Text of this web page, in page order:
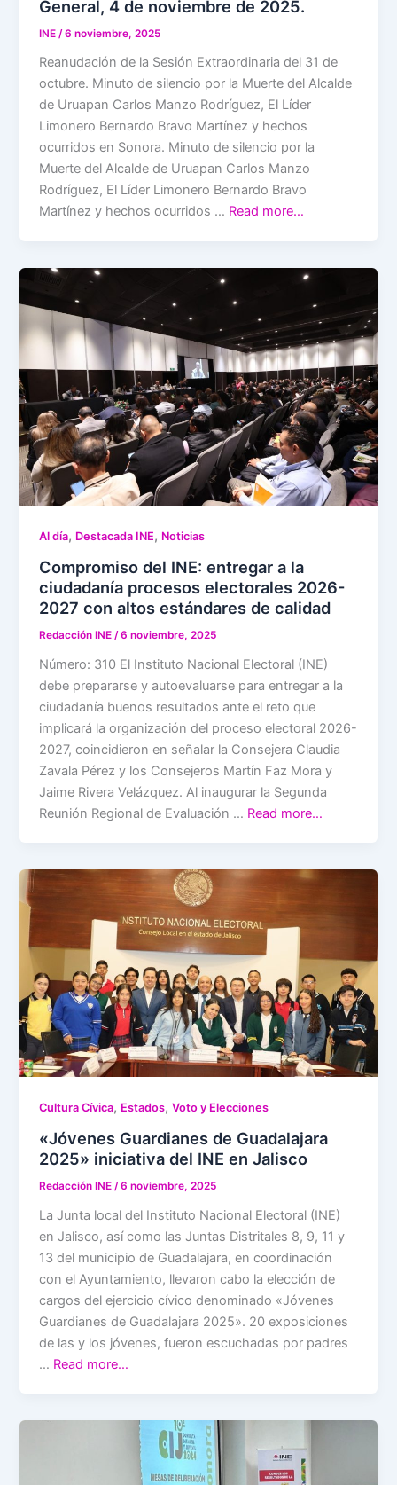
General, 4 de noviembre de 2025.
INE /6 noviembre, 2025
Reanudación de la Sesión Extraordinaria del 31 de
octubre. Minuto de silencio por la Muerte del Alcalde
de Uruapan Carlos Manzo Rodríguez, El Líder
Limonero Bernardo Bravo Martínez y hechos
ocurridos en Sonora. Minuto de silencio por la
Muerte del Alcalde de Uruapan Carlos Manzo
Rodríguez, El Líder Limonero Bernardo Bravo
Martínez y hechos ocurridos … Read more…
Al día, Destacada INE, Noticias
Compromiso del INE: entregar a la
ciudadanía procesos electorales 2026-
2027 con altos estándares de calidad
Redacción INE /6 noviembre, 2025
Número: 310 El Instituto Nacional Electoral (INE)
debe prepararse y autoevaluarse para entregar a la
ciudadanía buenos resultados ante el reto que
implicará la organización del proceso electoral 2026-
2027, coincidieron en señalar la Consejera Claudia
Zavala Pérez y los Consejeros Martín Faz Mora y
Jaime Rivera Velázquez. Al inaugurar la Segunda
Reunión Regional de Evaluación … Read more…
Cultura Cívica, Estados,Voto y Elecciones
«Jóvenes Guardianes de Guadalajara
2025» iniciativa del INE en Jalisco
Redacción INE /6 noviembre, 2025
La Junta local del Instituto Nacional Electoral (INE)
en Jalisco, así como las Juntas Distritales 8, 9, 11 y
13 del municipio de Guadalajara, en coordinación
con el Ayuntamiento, llevaron cabo la elección de
cargos del ejercicio cívico denominado «Jóvenes
Guardianes de Guadalajara 2025». 20 exposiciones
de las y los jóvenes, fueron escuchadas por padres
… Read more…